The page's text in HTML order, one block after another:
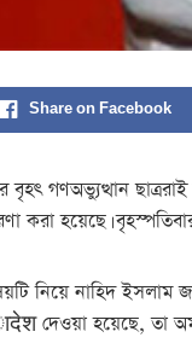
Share on Facebook
গণঅভ্যুত্থান
করা হয়েছে।
নিয়ে নাহিদ ইসলাম
দেওয়া হয়েছে, তা